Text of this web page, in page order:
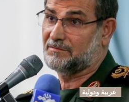
عربية ودولية